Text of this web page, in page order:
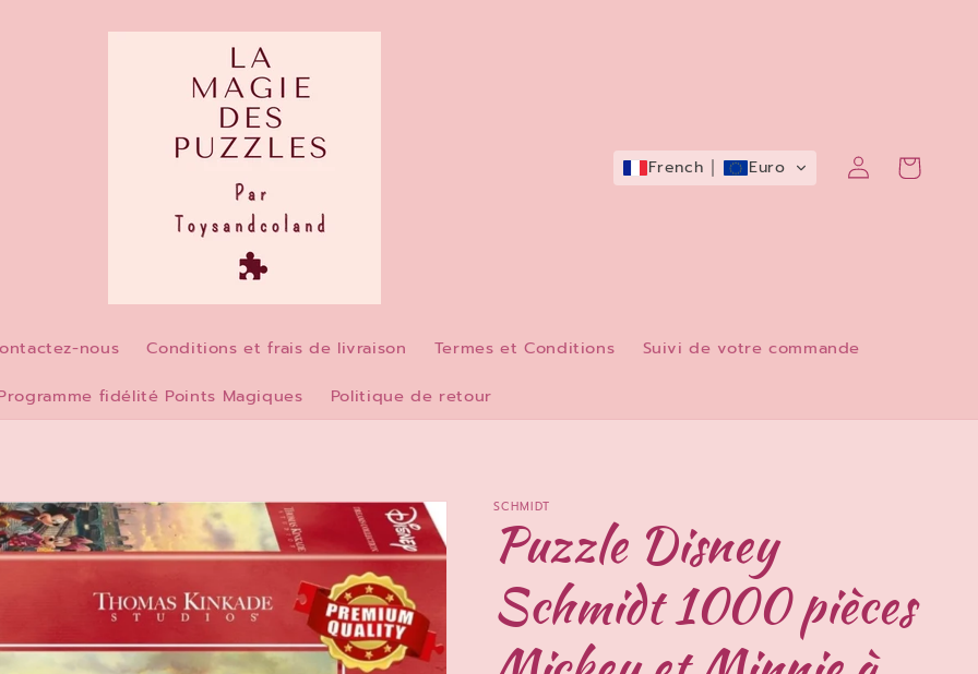
nous Conditions et frais de livraison Termes et Conditions
Suivi de votre commande
fidélité Points Magiques
Politique de retour
French Euro ConnexionPanier
SCHMIDT
Puzzle Disney
Schmidt 1000 pièces